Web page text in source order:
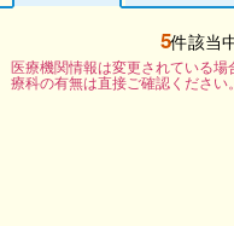
5件該当中
医療機関情報は変更されている
療科の有無は直接ご確認ください